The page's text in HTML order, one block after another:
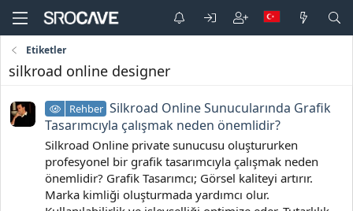
Etiketler
silkroad online designer
Rehber Silkroad Online Sunucularında Grafik
Tasarımcıyla çalışmak neden önemlidir?
Silkroad Online private sunucusu oluştururken
profesyonel bir grafik tasarımcıyla çalışmak neden
önemlidir? Grafik Tasarımcı; Görsel kaliteyi artırır.
Marka kimliği oluşturmada yardımcı olur.